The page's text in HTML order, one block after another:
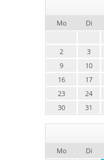
Mo Di
2
3
9
10
16
17
23
24
30
31
Mo Di